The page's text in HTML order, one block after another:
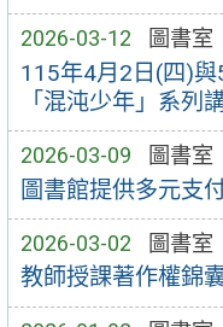
2026-03-12 圖書室
115年4月2日(四)與
「混沌少年」系列
2026-03-09 圖書室
圖書館提供多元支
2026-03-02 圖書室
教師授課著作權錦